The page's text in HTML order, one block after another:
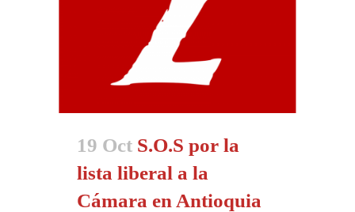
19 Oct S.O.S por la
lista liberal a la
Cámara en Antioquia